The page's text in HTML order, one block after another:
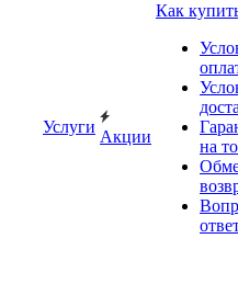
Услуги
Акции
Как
на